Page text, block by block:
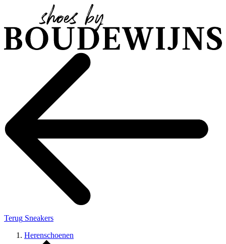
Terug Sneakers
Herenschoenen